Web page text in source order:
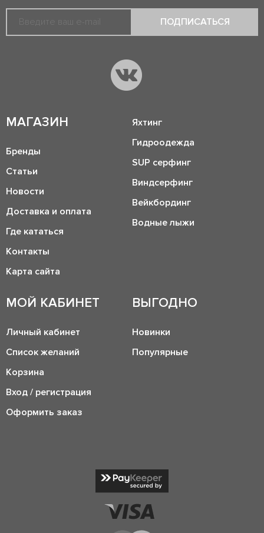
ПОДПИСАТЬСЯ
МАГАЗИН
Бренды
Статьи
Новости
Доставка и оплата
Где кататься
Контакты
Карта сайта
Яхтинг
Гидроодежда
SUP серфинг
Виндсерфинг
Вейкбординг
Водные лыжи
МОЙ КАБИНЕТ
Личный кабинет
Список желаний
Корзина
Вход / регистрация
Оформить заказ
ВЫГОДНО
Новинки
Популярные